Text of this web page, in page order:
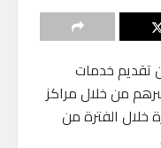
تقديم خدمات
لنحو 519 طفلًا وأسرهم من خلال مراكز
خلال الفترة من